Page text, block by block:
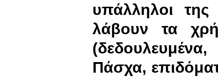
υπάλληλοι
λάβουν τα
Πάσχα,